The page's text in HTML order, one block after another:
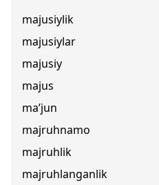
majusiylik
majusiylar
majusiy
majus
ma’jun
majruhnamo
majruhlik
majruhlanganlik